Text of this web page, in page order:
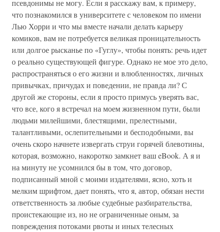
псевдонимы не могу. Если я расскажу вам, к примеру,
что познакомился в университете с человеком по имени
Лью Хорри и что мы вместе начали делать карьеру
комиков, вам не потребуется великая проницательность
или долгое рысканье по «Гуглу», чтобы понять: речь идет
о реально существующей фигуре. Однако не мое это дело,
распространяться о его жизни и влюбленностях, личных
привычках, причудах и поведении, не правда ли? С
другой же стороны, если я просто примусь уверять вас,
что все, кого я встречал на моем жизненном пути, были
людьми милейшими, блестящими, прелестными,
талантливыми, ослепительными и бесподобными, вы
очень скоро начнете извергать струи горячей блевотины,
которая, возможно, накоротко замкнет ваш eBook. А я и
на минуту не усомнился бы в том, что договор,
подписанный мной с моими издателями, ясно, хоть и
мелким шрифтом, дает понять, что я, автор, обязан нести
ответственность за любые судебные разбирательства,
проистекающие из, но не ограниченные оным, за
повреждения потоками рвоты и иных телесных